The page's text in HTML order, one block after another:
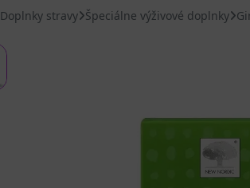
Doplnky stravy Špeciálne výživové doplnky